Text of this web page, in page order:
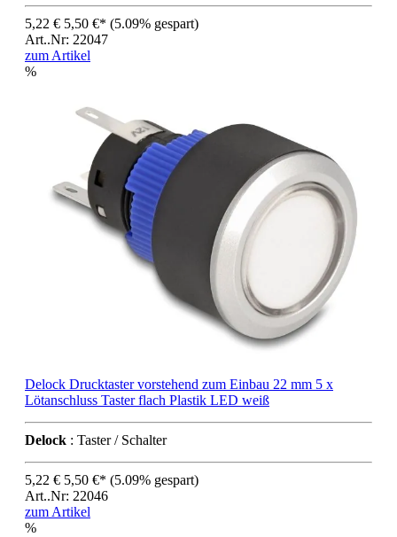
5,22 € 5,50 €* (5.09% gespart)
Art..Nr: 22047
zum Artikel
%
Delock Drucktaster vorstehend zum Einbau 22 mm 5 x
Lötanschluss Taster flach Plastik LED weiß
Delock : Taster / Schalter
5,22 € 5,50 €* (5.09% gespart)
Art..Nr: 22046
zum Artikel
%